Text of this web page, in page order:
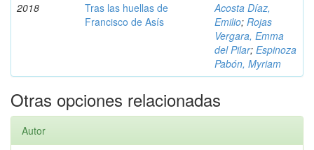
2018
Tras las huellas de
Francisco de Asís
Acosta Díaz,
Emilio; Rojas
Vergara, Emma
del Pilar; Espinoza
Pabón, Myriam
Otras opciones relacionadas
Autor